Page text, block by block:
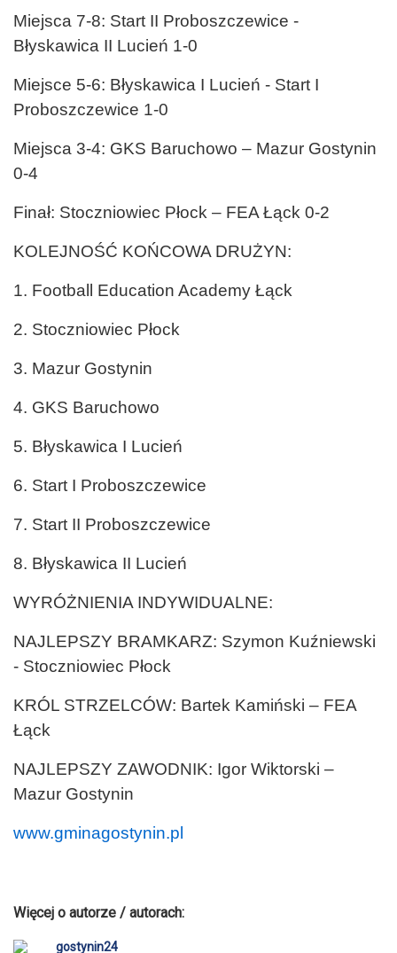
Miejsca 7-8: Start II Proboszczewice -
Błyskawica II Lucień 1-0
Miejsce 5-6: Błyskawica I Lucień - Start I
Proboszczewice 1-0
Miejsca 3-4: GKS Baruchowo – Mazur Gostynin
0-4
Finał: Stoczniowiec Płock – FEA Łąck 0-2
KOLEJNOŚĆ KOŃCOWA DRUŻYN:
1. Football Education Academy Łąck
2. Stoczniowiec Płock
3. Mazur Gostynin
4. GKS Baruchowo
5. Błyskawica I Lucień
6. Start I Proboszczewice
7. Start II Proboszczewice
8. Błyskawica II Lucień
WYRÓŻNIENIA INDYWIDUALNE:
NAJLEPSZY BRAMKARZ: Szymon Kuźniewski
- Stoczniowiec Płock
KRÓL STRZELCÓW: Bartek Kamiński – FEA
Łąck
NAJLEPSZY ZAWODNIK: Igor Wiktorski –
Mazur Gostynin
www.gminagostynin.pl
Więcej o autorze / autorach:
gostynin24